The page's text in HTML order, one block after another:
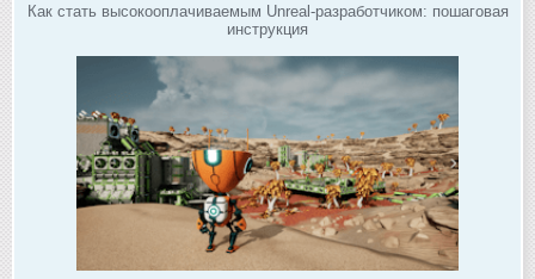
Как стать высокооплачиваемым Unreal-разработчиком: пошаговая
инструкция